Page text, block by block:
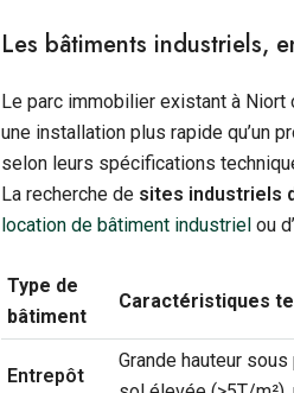
Les bâtiments industriels,
Le parc immobilier existant à
une installation plus rapide qu’un
selon leurs spécifications
La recherche de sites industriels
location de bâtiment industriel ou
Type de
bâtiment
Caractéristiques
Entrepôt
Grande hauteur